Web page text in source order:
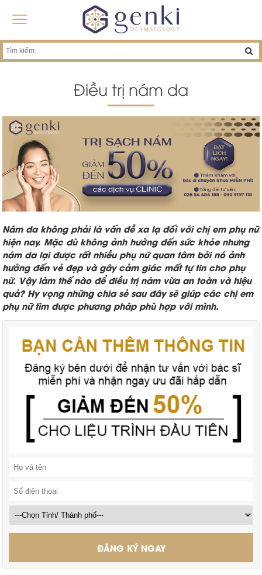
Điều trị nám da
Nám da không phải là vấn đề xa lạ đối với chị em phụ nữ
hiện nay. Mặc dù không ảnh hưởng đến sức khỏe nhưng
nám da lại được rất nhiều phụ nữ quan tâm bởi nó ảnh
hưởng đến vẻ đẹp và gây cảm giác mất tự tin cho phụ
nữ. Vậy làm thế nào để điều trị nám vừa an toàn và hiệu
quả? Hy vọng những chia sẻ sau đây sẽ giúp các chị em
phụ nữ tìm được phương pháp phù hợp với mình.
ĐĂNG KÝ NGAY